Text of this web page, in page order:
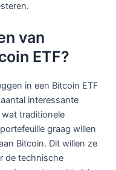
van
ETF?
in een Bitcoin ETF
interessante
traditionele
graag willen
Bitcoin. Dit willen ze
de technische